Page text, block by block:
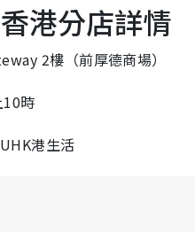
港分店詳情
2樓（前厚德商場）
時
UHK港生活